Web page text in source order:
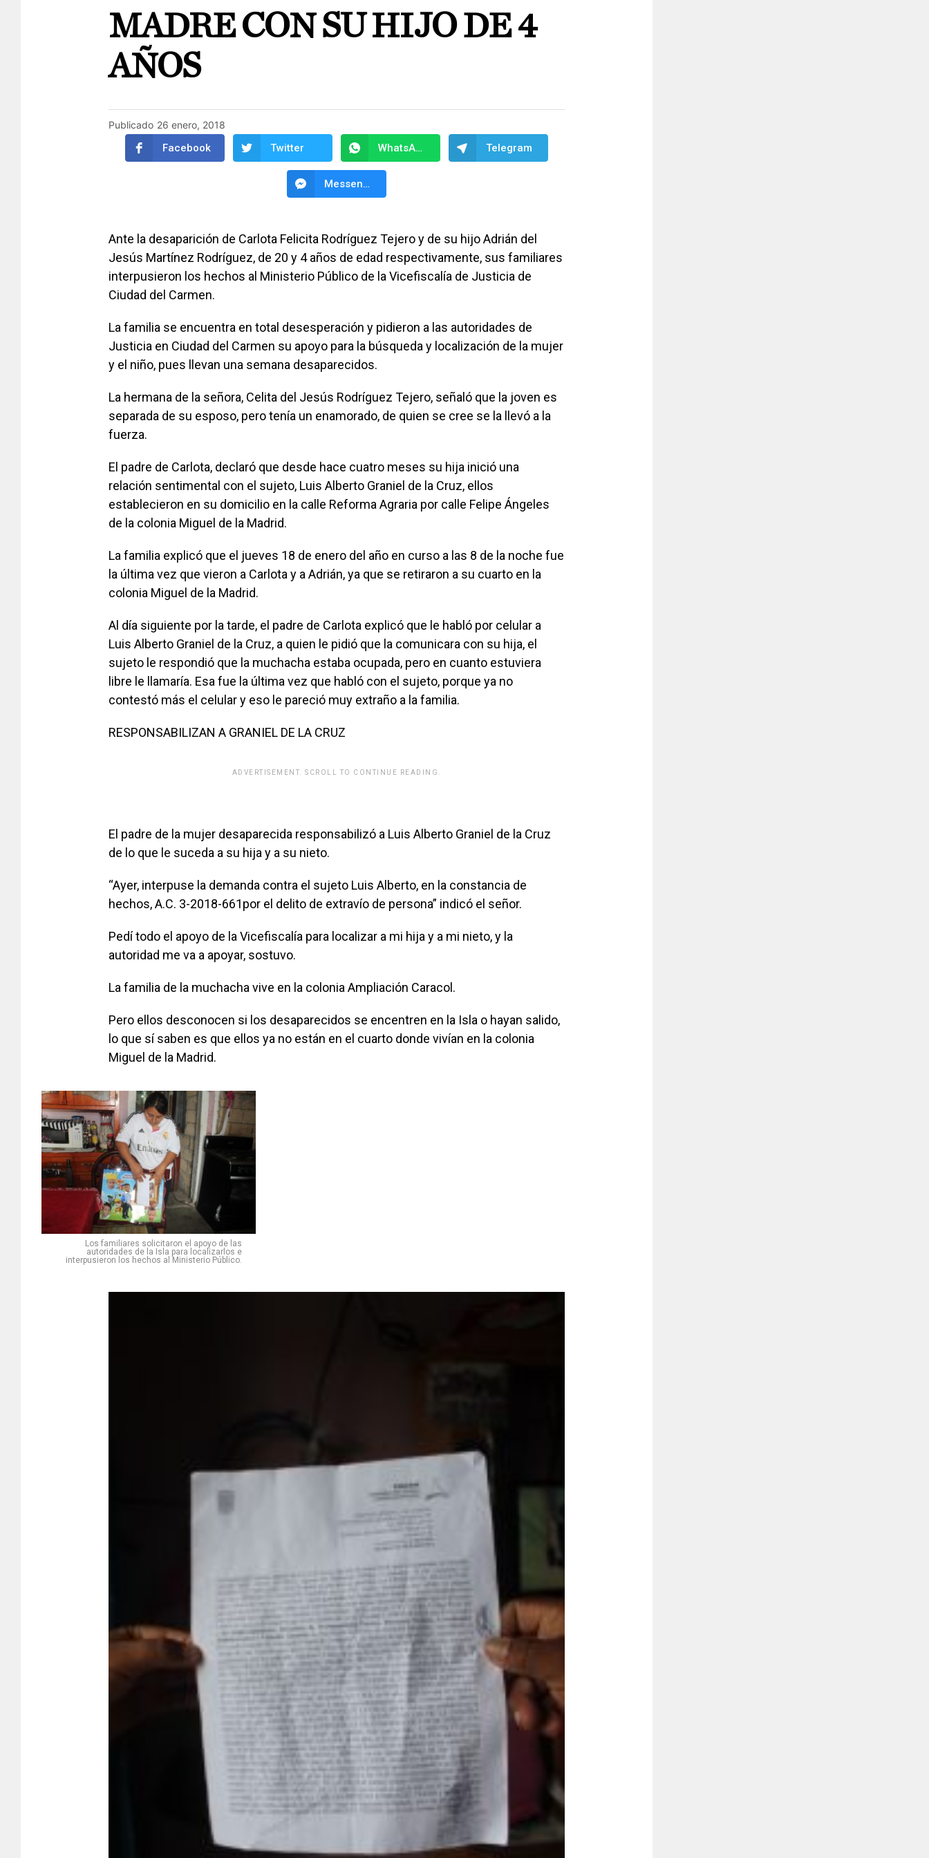
MADRE CON SU HIJO DE 4
AÑOS
Publicado 26 enero, 2018
Facebook Twitter WhatsApp Telegram
Messenger
Ante la desaparición de Carlota Felicita Rodríguez Tejero y de su hijo Adrián del
Jesús Martínez Rodríguez, de 20 y 4 años de edad respectivamente, sus familiares
interpusieron los hechos al Ministerio Público de la Vicefiscalía de Justicia de
Ciudad del Carmen.
La familia se encuentra en total desesperación y pidieron a las autoridades de
Justicia en Ciudad del Carmen su apoyo para la búsqueda y localización de la mujer
y el niño, pues llevan una semana desaparecidos.
La hermana de la señora, Celita del Jesús Rodríguez Tejero, señaló que la joven es
separada de su esposo, pero tenía un enamorado, de quien se cree se la llevó a la
fuerza.
El padre de Carlota, declaró que desde hace cuatro meses su hija inició una
relación sentimental con el sujeto, Luis Alberto Graniel de la Cruz, ellos
establecieron en su domicilio en la calle Reforma Agraria por calle Felipe Ángeles
de la colonia Miguel de la Madrid.
La familia explicó que el jueves 18 de enero del año en curso a las 8 de la noche fue
la última vez que vieron a Carlota y a Adrián, ya que se retiraron a su cuarto en la
colonia Miguel de la Madrid.
Al día siguiente por la tarde, el padre de Carlota explicó que le habló por celular a
Luis Alberto Graniel de la Cruz, a quien le pidió que la comunicara con su hija, el
sujeto le respondió que la muchacha estaba ocupada, pero en cuanto estuviera
libre le llamaría. Esa fue la última vez que habló con el sujeto, porque ya no
contestó más el celular y eso le pareció muy extraño a la familia.
RESPONSABILIZAN A GRANIEL DE LA CRUZ
ADVERTISEMENT. SCROLL TO CONTINUE READING.
El padre de la mujer desaparecida responsabilizó a Luis Alberto Graniel de la Cruz
de lo que le suceda a su hija y a su nieto.
“Ayer, interpuse la demanda contra el sujeto Luis Alberto, en la constancia de
hechos, A.C. 3-2018-661por el delito de extravío de persona” indicó el señor.
Pedí todo el apoyo de la Vicefiscalía para localizar a mi hija y a mi nieto, y la
autoridad me va a apoyar, sostuvo.
La familia de la muchacha vive en la colonia Ampliación Caracol.
Pero ellos desconocen si los desaparecidos se encentren en la Isla o hayan salido,
lo que sí saben es que ellos ya no están en el cuarto donde vivían en la colonia
Miguel de la Madrid.
Los familiares solicitaron el apoyo de las
autoridades de la Isla para localizarlos e
interpusieron los hechos al Ministerio Público.